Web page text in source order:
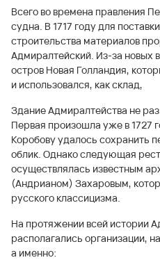
Всего во времена правления
судна. В 1717 году для
строительства материалов
Адмиралтейский. Из-за новых
остров Новая Голландия,
и использовался, как склад,
Здание Адмиралтейства не
Первая произошла уже в 1727
Коробову удалось сохранить
облик. Однако следующая
осуществлялась известным
(Андрианом) Захаровым,
русского классицизма.
На протяжении всей истории
располагались организации,
а именно: